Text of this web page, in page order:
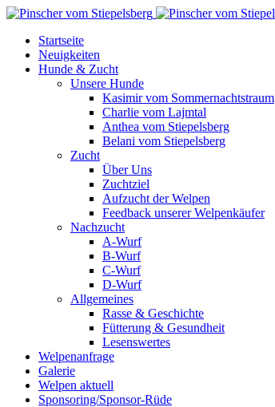
Startseite
Neuigkeiten
Hunde & Zucht
Unsere Hunde
Kasimir vom Sommernachtstraum
Charlie vom Lajmtal
Anthea vom Stiepelsberg
Belani vom Stiepelsberg
Zucht
Über Uns
Zuchtziel
Aufzucht der Welpen
Feedback unserer Welpenkäufer
Nachzucht
A-Wurf
B-Wurf
C-Wurf
D-Wurf
Allgemeines
Rasse & Geschichte
Fütterung & Gesundheit
Lesenswertes
Welpenanfrage
Galerie
Welpen aktuell
Sponsoring/Sponsor-Rüde